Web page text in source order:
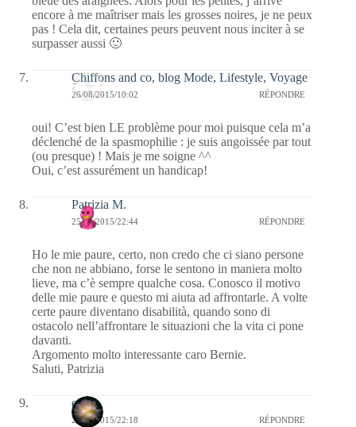
encore à me maîtriser mais les grosses noires, je ne peux
pas ! Cela dit, certaines peurs peuvent nous inciter à se
surpasser aussi 🙂
Chiffons and co, blog Mode, Lifestyle, Voyage
26/08/2015/10:02 RÉPONDRE
oui! C’est bien LE problème pour moi puisque cela m’a
déclenché de la spasmophilie : je suis angoissée par tout
(ou presque) ! Mais je me soigne ^^
Oui, c’est assurément un handicap!
Patrizia M.
25/08/2015/22:44 RÉPONDRE
Ho le mie paure, certo, non credo che ci siano persone
che non ne abbiano, forse le sentono in maniera molto
lieve, ma c’è sempre qualche cosa. Conosco il motivo
delle mie paure e questo mi aiuta ad affrontarle. A volte
certe paure diventano disabilità, quando sono di
ostacolo nell’affrontare le situazioni che la vita ci pone
davanti.
Argomento molto interessante caro Bernie.
Saluti, Patrizia
erato
25/08/2015/22:18 RÉPONDRE